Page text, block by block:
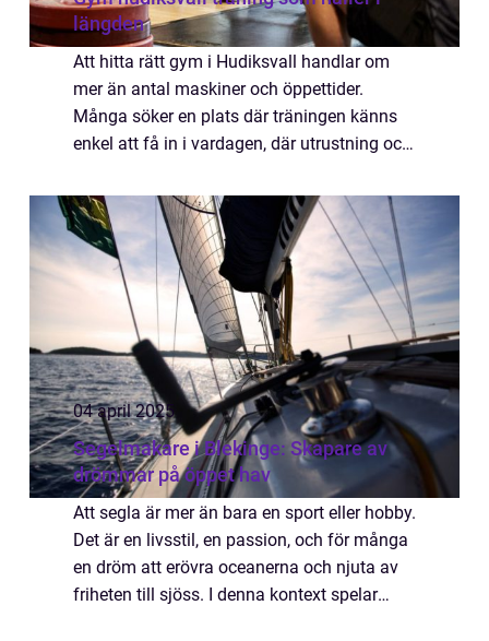
längden
Att hitta rätt gym i Hudiksvall handlar om
mer än antal maskiner och öppettider.
Många söker en plats där träningen känns
enkel att få in i vardagen, där utrustning och
skillnad. Ett modernt gym i Hudiksvall e...
04 april 2025
Segelmakare i Blekinge: Skapare av
drömmar på öppet hav
Att segla är mer än bara en sport eller hobby.
Det är en livsstil, en passion, och för många
en dröm att erövra oceanerna och njuta av
friheten till sjöss. I denna kontext spelar